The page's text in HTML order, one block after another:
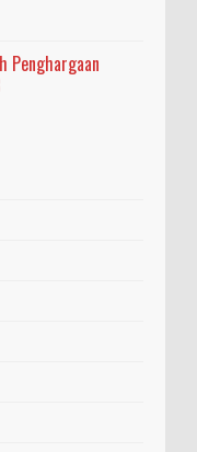
Penghargaan